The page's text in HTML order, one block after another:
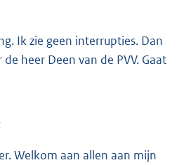
Ik zie geen interrupties. Dan
heer Deen van de PVV. Gaat
Welkom aan allen aan mijn